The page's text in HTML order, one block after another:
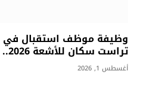
وظيفة موظف استقبال
تراست سكان للأشعة 2026.. فرصة مميزة بدون خبرة
أغسطس 1, 2026